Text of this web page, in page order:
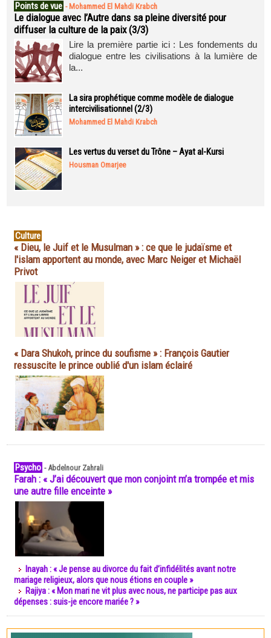
Points de vue - Mohammed El Mahdi Krabch
Le dialogue avec l’Autre dans sa pleine diversité pour
diffuser la culture de la paix (3/3)
Lire la première partie ici : Les fondements du
dialogue entre les civilisations à la lumière de
la...
La sira prophétique comme modèle de dialogue
intercivilisationnel (2/3)
Mohammed El Mahdi Krabch
Les vertus du verset du Trône – Ayat al-Kursi
Housman Omarjee
Culture
« Dieu, le Juif et le Musulman » : ce que le judaïsme et
l'islam apportent au monde, avec Marc Neiger et Michaël
Privot
« Dara Shukoh, prince du soufisme » : François Gautier
ressuscite le prince oublié d'un islam éclairé
Psycho -Abdelnour Zahrali
Farah : « J’ai découvert que mon conjoint m’a trompée et mis
une autre fille enceinte »
Inayah : « Je pense au divorce du fait d’infidélités avant notre
mariage religieux, alors que nous étions en couple »
Rajiya : « Mon mari ne vit plus avec nous, ne participe pas aux
dépenses : suis-je encore mariée ? »